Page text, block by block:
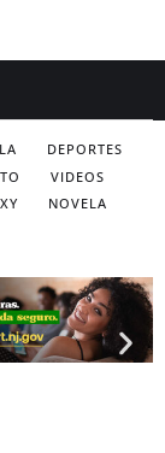
DEPORTES
VIDEOS
NOVELA